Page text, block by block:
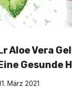
Aloe Vera
Gesunde
März 2021